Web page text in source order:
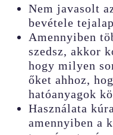
Nem javasolt
bevétele
Amennyiben
szedsz, akkor
hogy milyen
őket ahhoz,
hatóanyagok
Használata
amennyiben a